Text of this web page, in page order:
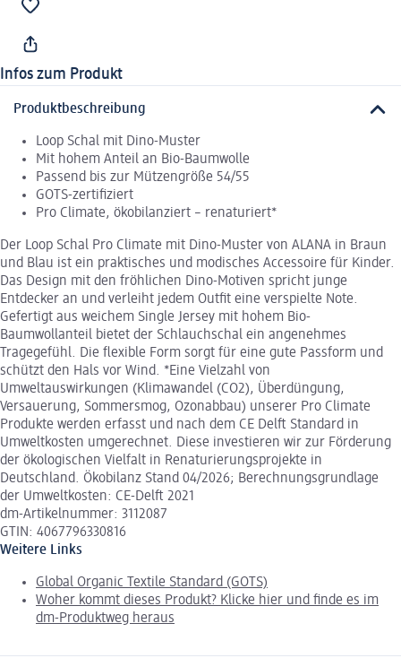
Infos zum Produkt
Produktbeschreibung
Loop Schal mit Dino-Muster
Mit hohem Anteil an Bio-Baumwolle
Passend bis zur Mützengröße 54/55
GOTS-zertifiziert
Pro Climate, ökobilanziert – renaturiert*
Der Loop Schal Pro Climate mit Dino-Muster von ALANA in Braun
und Blau ist ein praktisches und modisches Accessoire für Kinder.
Das Design mit den fröhlichen Dino-Motiven spricht junge
Entdecker an und verleiht jedem Outfit eine verspielte Note.
Gefertigt aus weichem Single Jersey mit hohem Bio-
Baumwollanteil bietet der Schlauchschal ein angenehmes
Tragegefühl. Die flexible Form sorgt für eine gute Passform und
schützt den Hals vor Wind. *Eine Vielzahl von
Umweltauswirkungen (Klimawandel (CO2), Überdüngung,
Versauerung, Sommersmog, Ozonabbau) unserer Pro Climate
Produkte werden erfasst und nach dem CE Delft Standard in
Umweltkosten umgerechnet. Diese investieren wir zur Förderung
der ökologischen Vielfalt in Renaturierungsprojekte in
Deutschland. Ökobilanz Stand 04/2026; Berechnungsgrundlage
der Umweltkosten: CE-Delft 2021
dm-Artikelnummer: 3112087
GTIN: 4067796330816
Weitere Links
Global Organic Textile Standard (GOTS)
Woher kommt dieses Produkt? Klicke hier und finde es im
dm-Produktweg heraus